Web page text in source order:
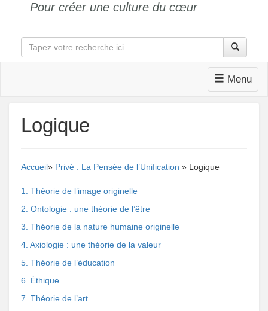
Pour créer une culture du cœur
Menu
Logique
Accueil» Privé : La Pensée de l’Unification » Logique
1. Théorie de l’image originelle
2. Ontologie : une théorie de l’être
3. Théorie de la nature humaine originelle
4. Axiologie : une théorie de la valeur
5. Théorie de l’éducation
6. Éthique
7. Théorie de l’art